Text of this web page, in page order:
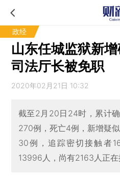
政经
山东任城监狱新
司法厅长被免职
2020年02月21日 10:32
截至2月20日24时，累计
270例，死亡4例，新增疑
30例，追踪密切接触者
13996人，尚有2163人正